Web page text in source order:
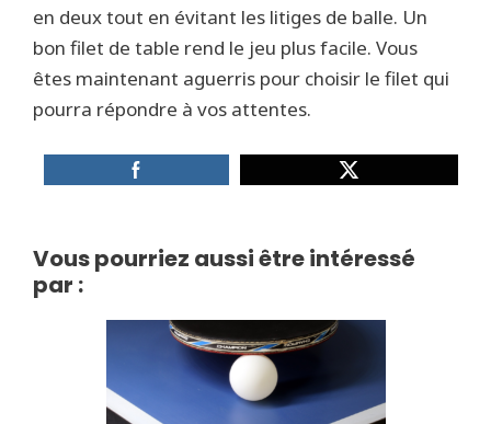
en deux tout en évitant les litiges de balle. Un
bon filet de table rend le jeu plus facile. Vous
êtes maintenant aguerris pour choisir le filet qui
pourra répondre à vos attentes.
Vous pourriez aussi être intéressé
par :